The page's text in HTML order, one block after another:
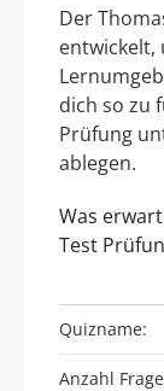
Der
entwickelt,
dich so zu
Prüfung
ablegen.
Was
Test
Quizname:
Anzahl